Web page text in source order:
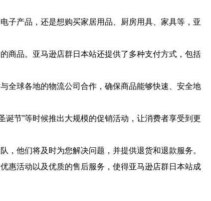
子产品，还是想购买家居用品、厨房用具、家具等，亚
商品。亚马逊店群日本站还提供了多种支付方式，包括
全球各地的物流公司合作，确保商品能够快速、安全地
诞节”等时候推出大规模的促销活动，让消费者享受到更
他们将及时为您解决问题，并提供退货和退款服务。
惠活动以及优质的售后服务，使得亚马逊店群日本站成